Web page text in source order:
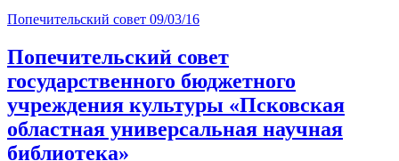
Попечительский совет 09/03/16
Попечительский совет
государственного бюджетного
учреждения культуры «Псковская
областная универсальная научная
библиотека»